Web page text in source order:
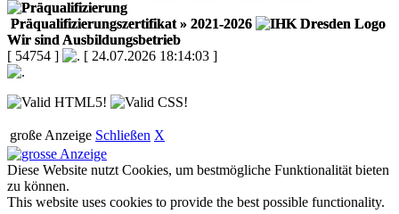
Präqualifizierungszertifikat » 2021-2026
Wir sind Ausbildungsbetrieb
[ 54754 ]
[ 24.07.2026 18:14:03 ]
große Anzeige Schließen X
Diese Website nutzt Cookies, um bestmögliche Funktionalität bieten
zu können.
This website uses cookies to provide the best possible functionality.